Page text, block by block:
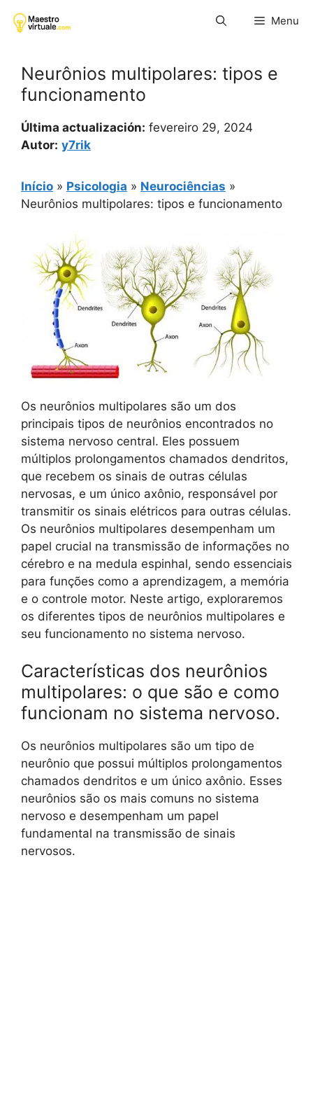
para
Menu
Neurônios multipolares: tipos e
funcionamento
Última actualización: fevereiro 29, 2024
Autor: y7rik
Início » Psicologia » Neurociências »
Neurônios multipolares: tipos e funcionamento
Os neurônios multipolares são um dos
principais tipos de neurônios encontrados no
sistema nervoso central. Eles possuem
múltiplos prolongamentos chamados dendritos,
que recebem os sinais de outras células
nervosas, e um único axônio, responsável por
transmitir os sinais elétricos para outras células.
Os neurônios multipolares desempenham um
papel crucial na transmissão de informações no
cérebro e na medula espinhal, sendo essenciais
para funções como a aprendizagem, a memória
e o controle motor. Neste artigo, exploraremos
os diferentes tipos de neurônios multipolares e
seu funcionamento no sistema nervoso.
Características dos neurônios
multipolares: o que são e como
funcionam no sistema nervoso.
Os neurônios multipolares são um tipo de
neurônio que possui múltiplos prolongamentos
chamados dendritos e um único axônio. Esses
neurônios são os mais comuns no sistema
nervoso e desempenham um papel
fundamental na transmissão de sinais
nervosos.